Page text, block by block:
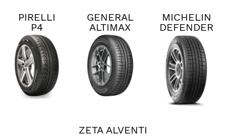
PIRELLI
P4
PERSIST
AS PLUS
GENERAL
ALTIMAX
RT45
MICHELIN
DEFENDER
2
ZETA ALVENTI